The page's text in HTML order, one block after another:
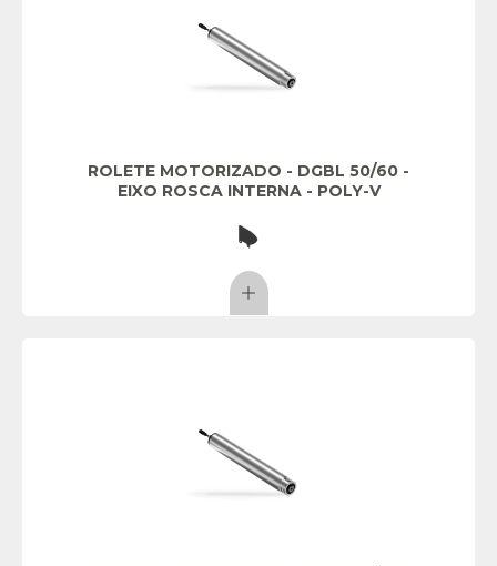
ROLETE MOTORIZADO - DGBL 50/60 -
EIXO ROSCA INTERNA - POLY-V